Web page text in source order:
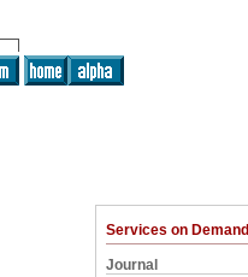
Services on Demand
Journal